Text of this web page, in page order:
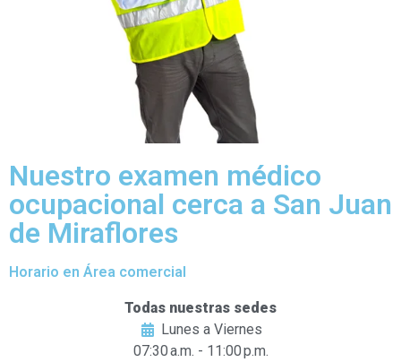
Nuestro examen médico
ocupacional cerca a San Juan
de Miraflores
Horario en Área comercial
Todas nuestras sedes
Lunes a Viernes
07:30 a.m. - 11:00 p.m.